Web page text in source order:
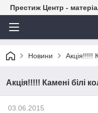
Престиж Центр -
Новини Акція!!!!!
Акція!!!!! Камені білі
03.06.2015